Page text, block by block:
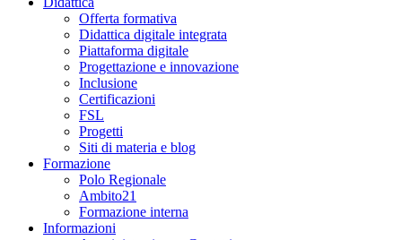
Offerta formativa
Didattica digitale integrata
Piattaforma digitale
Progettazione e innovazione
Inclusione
Certificazioni
FSL
Progetti
Siti di materia e blog
Formazione
Polo Regionale
Ambito21
Formazione interna
Informazioni